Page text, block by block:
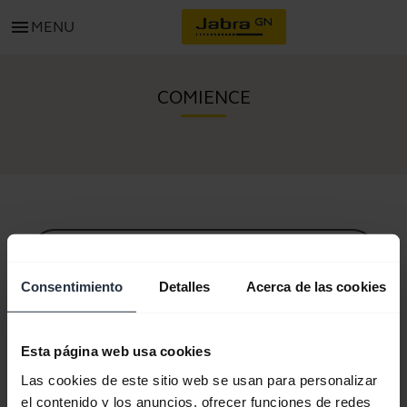
Consentimiento Detalles Acerca de las cookies
Esta página web usa cookies
Las cookies de este sitio web se usan para personalizar
el contenido y los anuncios, ofrecer funciones de redes
menu MENU
COMIENCE
Guía de sincronización Bluetooth